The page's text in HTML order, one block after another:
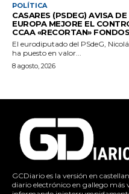
POLÍTICA
CASARES (PSDEG) AVISA
EUROPA MEJORE EL
CCAA «RECORTAN» FONDOS
El eurodiputado del PSdeG,
ha puesto en valor...
8 agosto, 2026
GCDiario es la versión en
diario electrónico en gallego más